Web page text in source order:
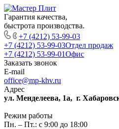
Гарантия качества,
быстрота производства.
+7 (4212) 53-99-03
+7 (4212) 53-99-03Отдел продаж
+7 (4212) 53-99-01Офис
Заказать звонок
E-mail
office@mp-khv.ru
Адрес
ул. Менделеева, 1а, г.
Режим работы
Пн. – Пт.: с 9:00 до 18:00